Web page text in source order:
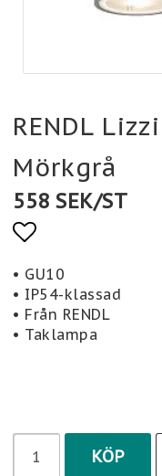
RENDL
Mörkgrå
558 SEK/ST
Lägg till i
• GU10
• IP54-klassad
• Från RENDL
• Taklampa
KÖP